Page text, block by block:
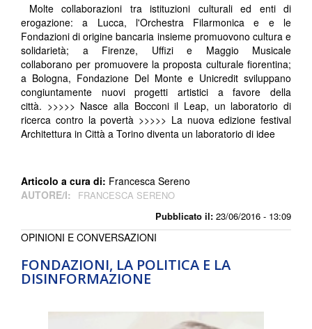
Pubblicato il: 23/06/2016 - 13:09
Molte collaborazioni tra istituzioni culturali ed enti di
erogazione: a Lucca, l'Orchestra Filarmonica e e le
Fondazioni di origine bancaria insieme promuovono cultura e
solidarietà; a Firenze, Uffizi e Maggio Musicale
collaborano per promuovere la proposta culturale fiorentina;
a Bologna, Fondazione Del Monte e Unicredit sviluppano
congiuntamente nuovi progetti artistici a favore della
città. >>>>> Nasce alla Bocconi il Leap, un laboratorio di
ricerca contro la povertà >>>>> La nuova edizione festival
Architettura in Città a Torino diventa un laboratorio di idee
Articolo a cura di: Francesca Sereno
AUTORE/I:
FRANCESCA SERENO
FONDAZIONI, LA POLITICA E LA
DISINFORMAZIONE
OPINIONI E CONVERSAZIONI